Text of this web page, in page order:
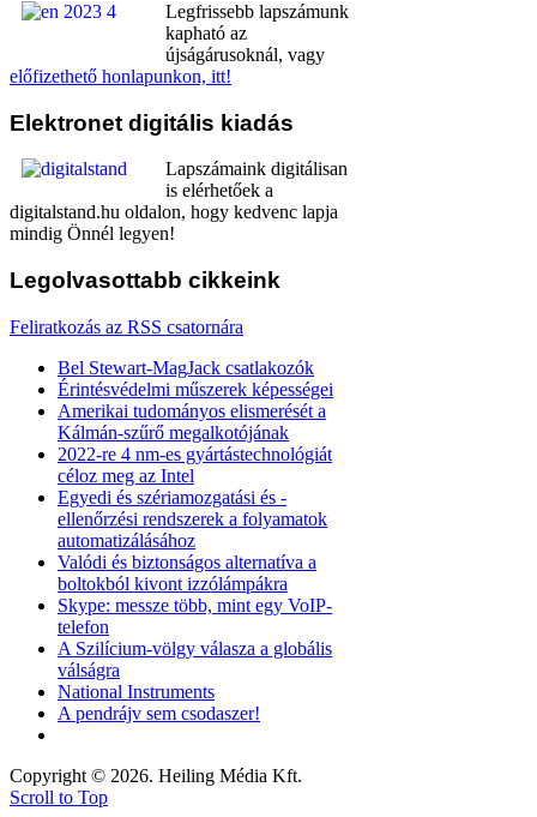
Legfrissebb lapszámunk
kapható az
újságárusoknál, vagy
előfizethető honlapunkon, itt!
Elektronet digitális kiadás
Lapszámaink digitálisan
is elérhetőek a
digitalstand.hu oldalon, hogy kedvenc lapja
mindig Önnél legyen!
Legolvasottabb cikkeink
Feliratkozás az RSS csatornára
Bel Stewart-MagJack csatlakozók
Érintésvédelmi műszerek képességei
Amerikai tudományos elismerését a
Kálmán-szűrő megalkotójának
2022-re 4 nm-es gyártástechnológiát
céloz meg az Intel
Egyedi és szériamozgatási és -
ellenőrzési rendszerek a folyamatok
automatizálásához
Valódi és biztonságos alternatíva a
boltokból kivont izzólámpákra
Skype: messze több, mint egy VoIP-
telefon
A Szilícium-völgy válasza a globális
válságra
National Instruments
A pendrájv sem csodaszer!
Copyright © 2026. Heiling Média Kft.
Scroll to Top